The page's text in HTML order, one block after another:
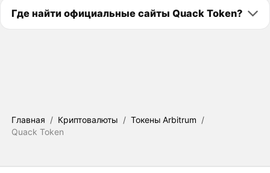
Где найти официальные сайты Quack Token?
Главная / Криптовалюты / Токены Arbitrum /
Quack Token